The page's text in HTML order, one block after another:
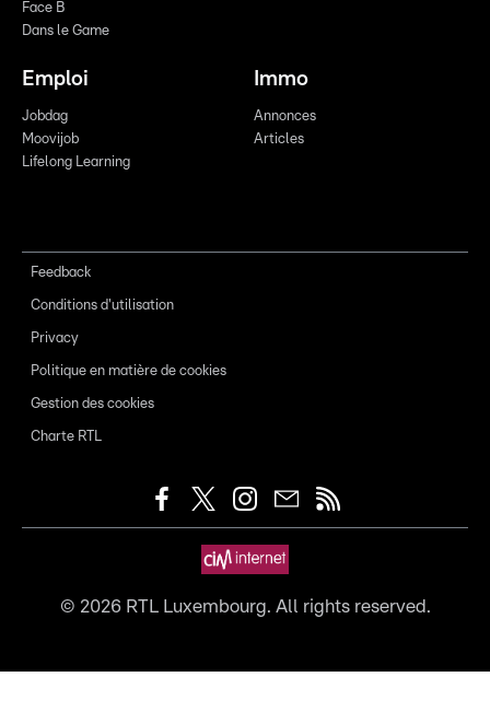
Face B
Dans le Game
Emploi
Jobdag
Moovijob
Lifelong Learning
Immo
Annonces
Articles
Feedback
Conditions d'utilisation
Privacy
Politique en matière de cookies
Gestion des cookies
Charte RTL
© 2026RTL Luxembourg. All rights reserved.